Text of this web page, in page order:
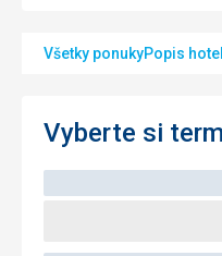
Všetky ponukyPopis
Vyberte si